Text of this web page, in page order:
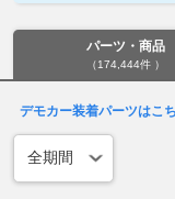
パーツ・商品
（174,444件 ）
デモカー装着パーツはこ